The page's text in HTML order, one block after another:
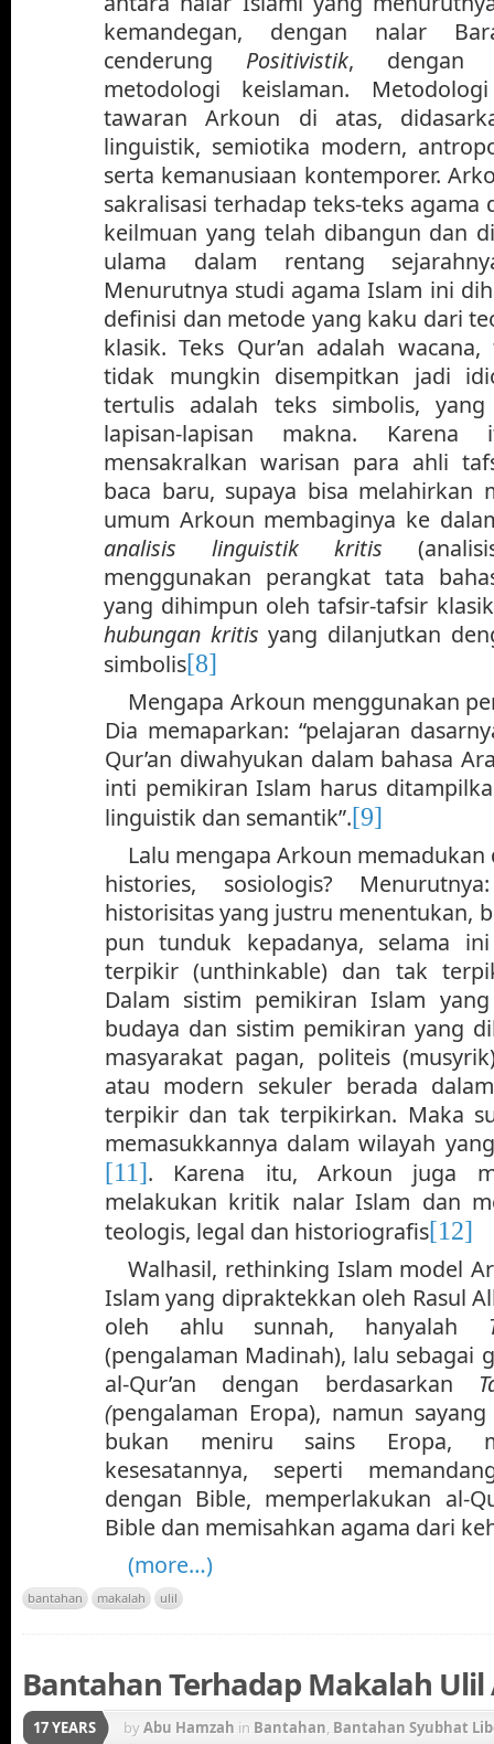
kemandegan, dengan nalar
cenderung Positivistik, dengan
metodologi keislaman.
tawaran Arkoun di atas,
linguistik, semiotika modern,
serta kemanusiaan kontemporer.
sakralisasi terhadap teks-teks
keilmuan yang telah dibangun dan
ulama dalam rentang
Menurutnya studi agama Islam ini
definisi dan metode yang kaku dari
klasik. Teks Qur’an adalah
tidak mungkin disempitkan jadi
tertulis adalah teks simbolis,
lapisan-lapisan makna.
mensakralkan warisan para ahli
baca baru, supaya bisa melahirkan
umum Arkoun membaginya ke
analisis linguistik kritis
menggunakan perangkat tata
yang dihimpun oleh tafsir-tafsir
hubungan kritisyang dilanjutkan
simbolis[8]
Mengapa Arkoun menggunakan
Dia memaparkan: “pelajaran
Qur’an diwahyukan dalam bahasa
inti pemikiran Islam harus
linguistik dan semantik”.[9]
Lalu mengapa Arkoun
histories, sosiologis?
historisitas yang justru menentukan,
pun tunduk kepadanya, selama
terpikir (unthinkable) dan tak
Dalam sistim pemikiran Islam yang
budaya dan sistim pemikiran yang
masyarakat pagan, politeis
atau modern sekuler berada
terpikir dan tak terpikirkan. Maka
memasukkannya dalam wilayah
[11]. Karena itu, Arkoun juga
melakukan kritik nalar Islam dan
teologis, legal dan historiografis[12]
Walhasil, rethinking Islam model
Islam yang dipraktekkan oleh Rasul
oleh ahlu sunnah, hanyalah
(pengalaman Madinah), lalu sebagai
al-Qur’an dengan berdasarkan
(pengalaman Eropa), namun
bukan meniru sains Eropa,
kesesatannya,
seperti
dengan Bible, memperlakukan al-
Bible dan memisahkan agama dari
(more…)
bantahan makalah ulil
Bantahan Terhadap Makalah Ulil
17 YEARS byAbu Hamzah in Bantahan, Bantahan Syubhat